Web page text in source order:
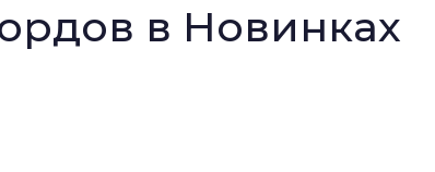
в Новинках